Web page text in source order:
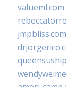
valueml.com
jmpbliss.com